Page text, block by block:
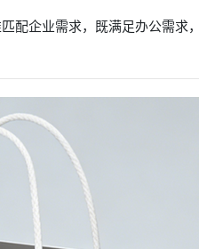
配企业需求，既满足办公需求